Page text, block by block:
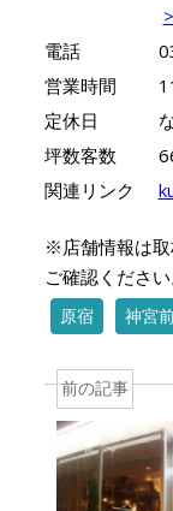
電話
営業時間
定休日
坪数客数
関連リンク
※店舗情報は取
ご確認ください
原宿 神宮
前の記事